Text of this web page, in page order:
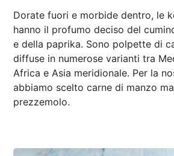
Dorate fuori e morbide dentro, le
hanno il profumo deciso del
e della paprika. Sono polpette di
diffuse in numerose varianti tra
Africa e Asia meridionale. Per la
abbiamo scelto carne di manzo
prezzemolo.